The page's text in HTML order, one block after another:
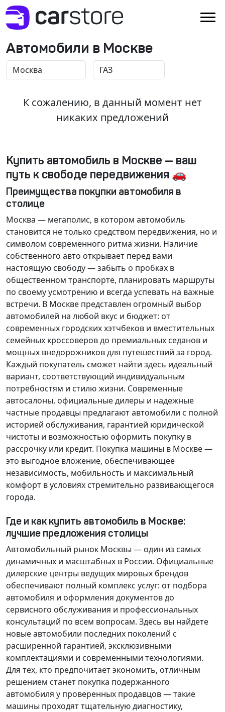
Автомобили в Москве
К сожалению, в данный момент нет
никаких предложений
Купить автомобиль в Москве — ваш
путь к свободе передвижения 🚗
Преимущества покупки автомобиля в
столице
Москва — мегаполис, в котором автомобиль
становится не только средством передвижения, но и
символом современного ритма жизни. Наличие
собственного авто открывает перед вами
настоящую свободу — забыть о пробках в
общественном транспорте, планировать маршруты
по своему усмотрению и всегда успевать на важные
встречи. В Москве представлен огромный выбор
автомобилей на любой вкус и бюджет: от
современных городских хэтчбеков и вместительных
семейных кроссоверов до премиальных седанов и
мощных внедорожников для путешествий за город.
Каждый покупатель сможет найти здесь идеальный
вариант, соответствующий индивидуальным
потребностям и стилю жизни. Современные
автосалоны, официальные дилеры и надежные
частные продавцы предлагают автомобили с полной
историей обслуживания, гарантией юридической
чистоты и возможностью оформить покупку в
рассрочку или кредит. Покупка машины в Москве —
это выгодное вложение, обеспечивающее
независимость, мобильность и максимальный
комфорт в условиях стремительно развивающегося
города.
Где и как купить автомобиль в Москве:
лучшие предложения столицы
Автомобильный рынок Москвы — один из самых
динамичных и масштабных в России. Официальные
дилерские центры ведущих мировых брендов
обеспечивают полный комплекс услуг: от подбора
автомобиля и оформления документов до
сервисного обслуживания и профессиональных
консультаций по всем вопросам. Здесь вы найдете
новые автомобили последних поколений с
расширенной гарантией, эксклюзивными
комплектациями и современными технологиями.
Для тех, кто предпочитает экономить, отличным
решением станет покупка подержанного
автомобиля у проверенных продавцов — такие
машины проходят тщательную диагностику,